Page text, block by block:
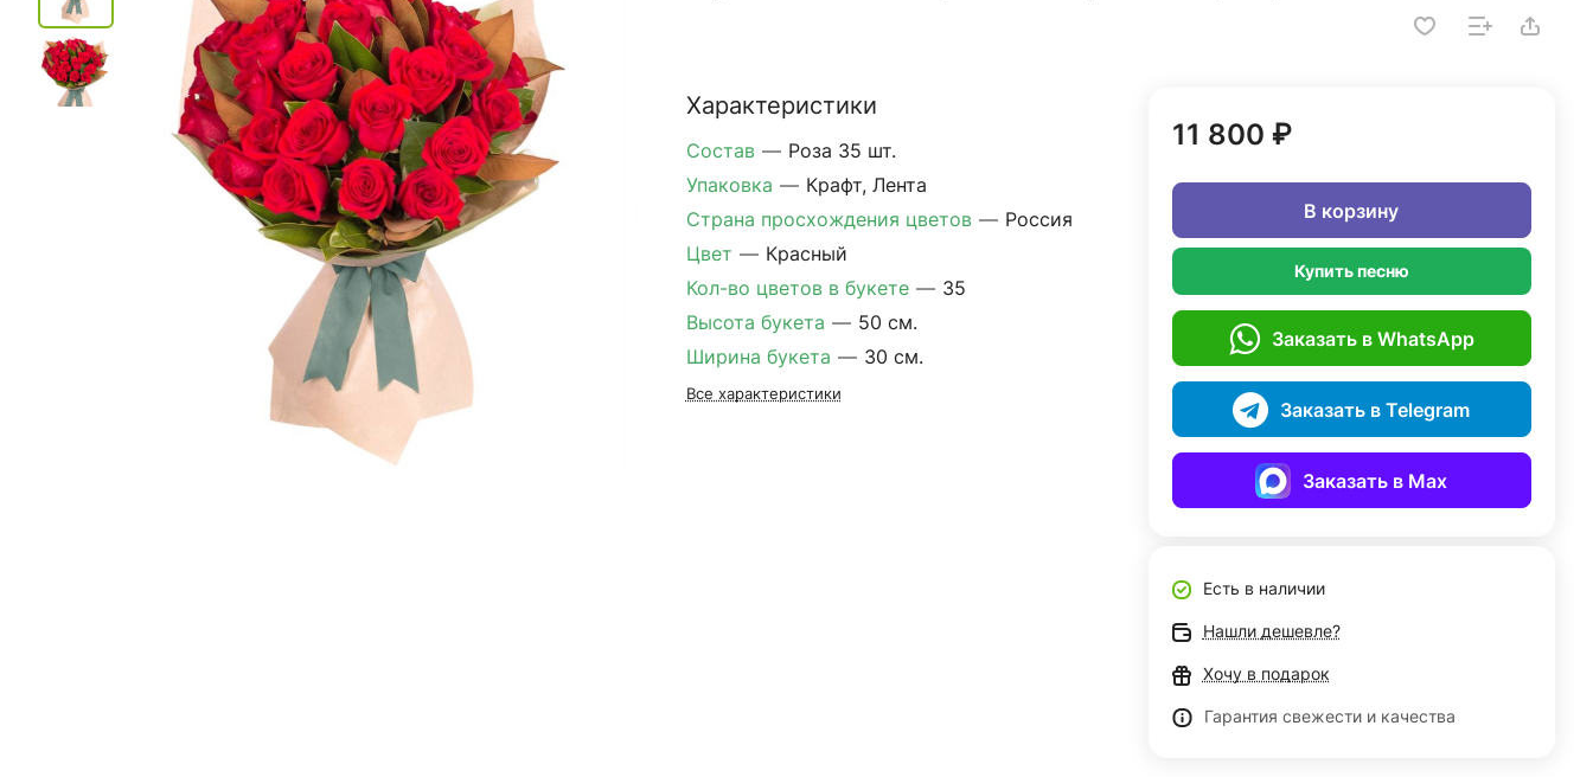
Характеристики
Состав — Роза 35 шт.
Упаковка — Крафт, Лента
Страна просхождения цветов — Россия
Цвет — Красный
Кол-во цветов в букете — 35
Высота букета — 50 см.
Ширина букета — 30 см.
Все характеристики
11 800 ₽
В корзину
Купить песню
Заказать в WhatsApp
Заказать в Telegram
Заказать в Max
Есть в наличии
Нашли дешевле?
Хочу в подарок
Гарантия свежести и качества